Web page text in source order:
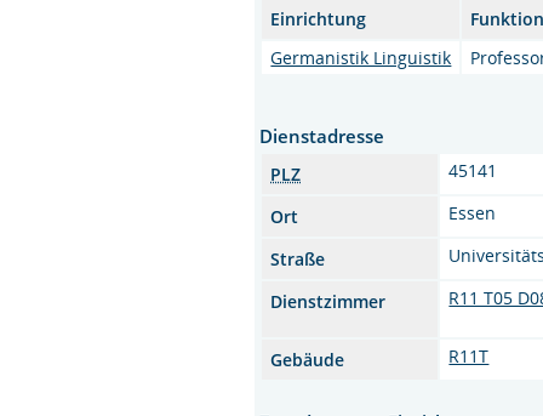
Einrichtung
Germanistik Linguistik
Dienstadresse
PLZ
45141
Ort
Essen
Straße
Dienstzimmer
R11 T05
Gebäude R11T